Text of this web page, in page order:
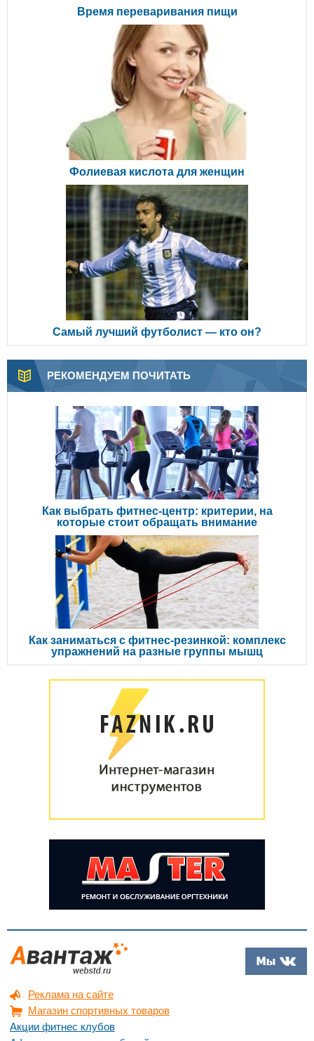
Время переваривания пищи
Фолиевая кислота для женщин
Самый лучший футболист — кто он?
РЕКОМЕНДУЕМ ПОЧИТАТЬ
Как выбрать фитнес-центр: критерии, на
которые стоит обращать внимание
Как заниматься с фитнес-резинкой: комплекс
упражнений на разные группы мышц
Реклама на сайте
Магазин спортивных товаров
Акции фитнес клубов